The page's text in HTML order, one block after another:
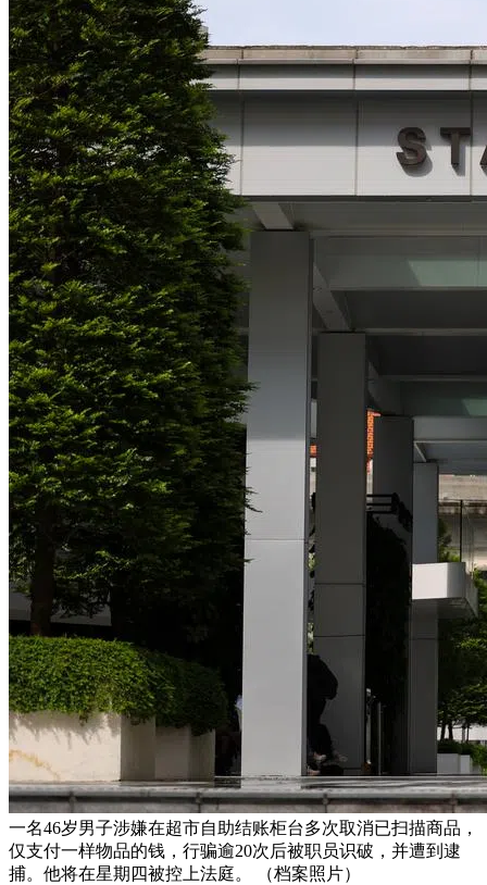
一名46岁男子涉嫌在超市自助结账柜台多次取消已扫描商品，
仅支付一样物品的钱，行骗逾20次后被职员识破，并遭到逮
捕。他将在星期四被控上法庭。 （档案照片）